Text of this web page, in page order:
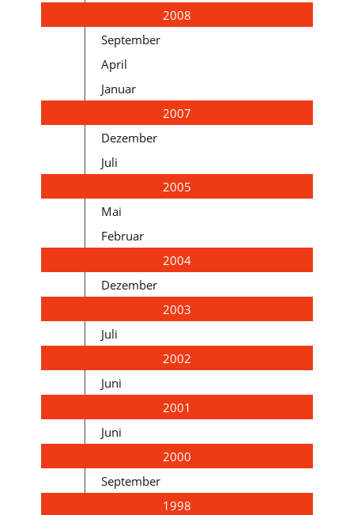
2008
September
April
Januar
2007
Dezember
Juli
2005
Mai
Februar
2004
Dezember
2003
Juli
2002
Juni
2001
Juni
2000
September
1998